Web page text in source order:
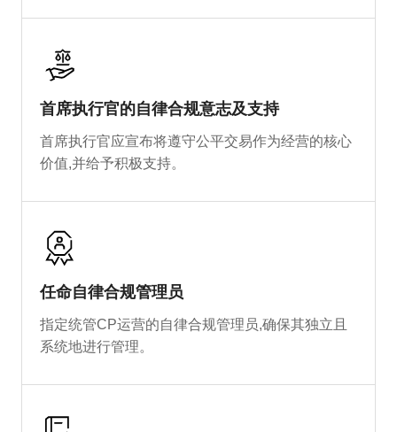
首席执行官的自律合规意志及支持
首席执行官应宣布将遵守公平交易作为经营的核心
价值,并给予积极支持。
任命自律合规管理员
指定统管CP运营的自律合规管理员,确保其独立且
系统地进行管理。